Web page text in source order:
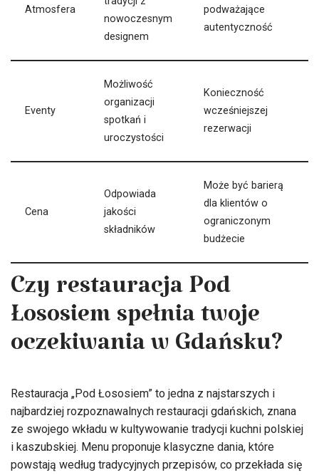
Atmosfera
nowoczesnym
designem
podważające
autentyczność
Eventy
Możliwość
organizacji
spotkań i
uroczystości
Konieczność
wcześniejszej
rezerwacji
Cena
Odpowiada
jakości
składników
Może być barierą
dla klientów o
ograniczonym
budżecie
Czy restauracja Pod
Łososiem spełnia twoje
oczekiwania w Gdańsku?
Restauracja „Pod Łososiem” to jedna z najstarszych i
najbardziej rozpoznawalnych restauracji gdańskich, znana
ze swojego wkładu w kultywowanie tradycji kuchni polskiej
i kaszubskiej. Menu proponuje klasyczne dania, które
powstają według tradycyjnych przepisów, co przekłada się